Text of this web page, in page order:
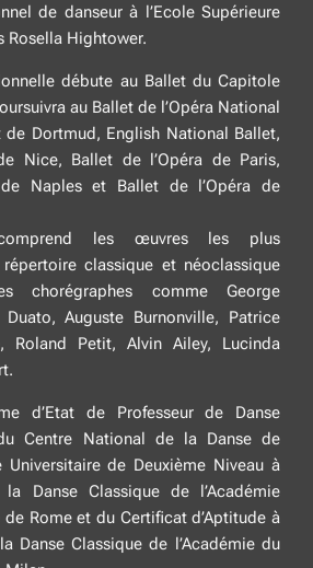
de danseur à l’Ecole Supérieure
Rosella Hightower.
débute au Ballet du Capitole
au Ballet de l’Opéra National
de Dortmud, English National Ballet,
Nice, Ballet de l’Opéra de Paris,
Naples et Ballet de l’Opéra de
les œuvres les plus
classique et néoclassique
chorégraphes comme George
Duato, Auguste Burnonville, Patrice
Roland Petit, Alvin Ailey, Lucinda
d’Etat de Professeur de Danse
Centre National de la Danse de
de Deuxième Niveau à
la Danse Classique de l’Académie
Rome et du Certificat d’Aptitude à
Danse Classique de l’Académie du